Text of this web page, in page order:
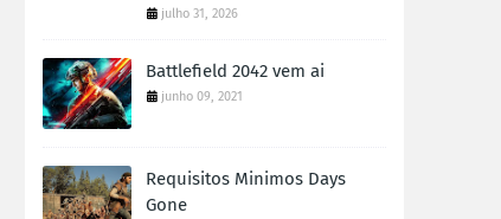
julho 31, 2026
Battlefield 2042 vem ai
junho 09, 2021
Requisitos Minimos Days
Gone